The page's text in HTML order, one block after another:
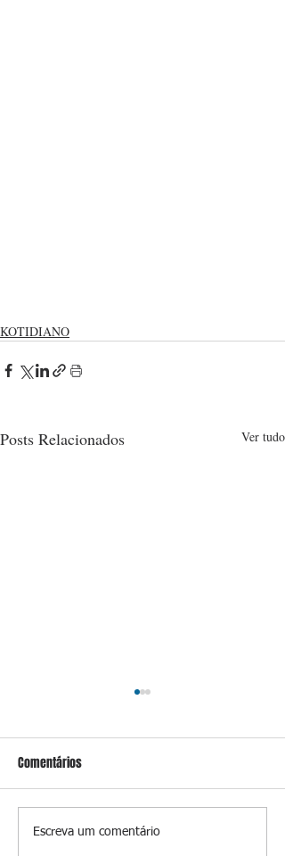
KOTIDIANO
Posts Relacionados Ver tudo
Caixa leva a leilão
Comentários
Escreva um comentário